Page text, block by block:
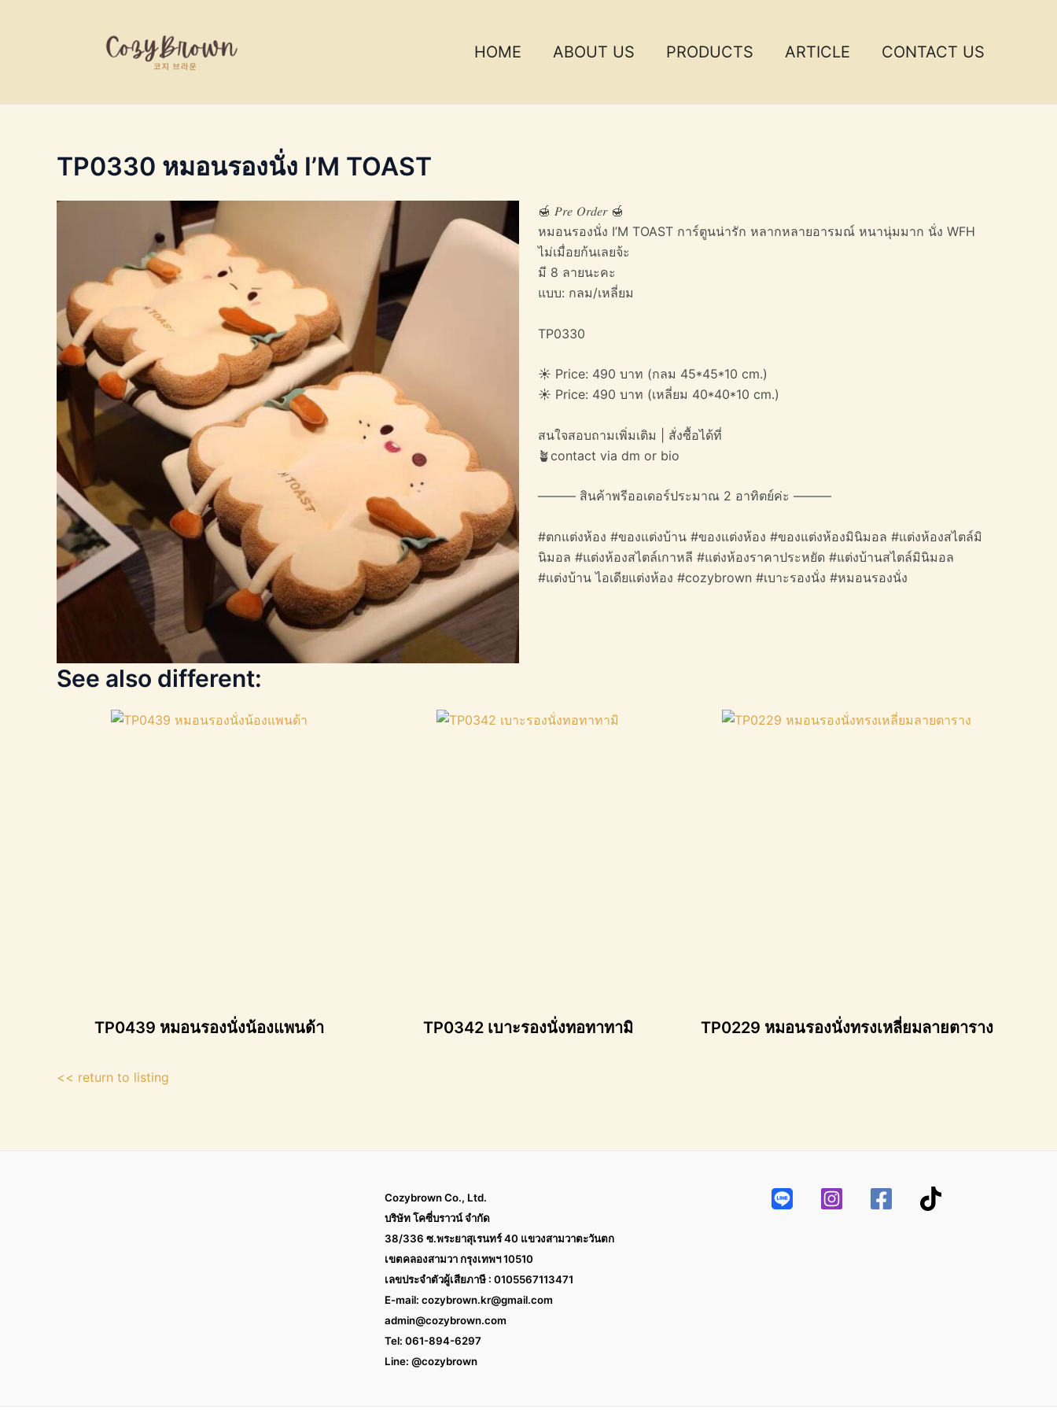
HOME ABOUT US PRODUCTS ARTICLE CONTACT US
TP0330 หมอนรองนั่ง I’M TOAST
🍯 𝑃𝑟𝑒 𝑂𝑟𝑑𝑒𝑟 🍯
หมอนรองนั่ง I’M TOAST การ์ตูนน่ารัก หลากหลายอารมณ์ หนานุ่มมาก นั่ง WFH
ไม่เมื่อยก้นเลยจ้ะ
มี 8 ลายนะคะ
แบบ: กลม/เหลี่ยม
TP0330
☀️ Price: 490 บาท (กลม 45*45*10 cm.)
☀️ Price: 490 บาท (เหลี่ยม 40*40*10 cm.)
สนใจสอบถามเพิ่มเติม | สั่งซื้อได้ที่
🪴contact via dm or bio
——— สินค้าพรีออเดอร์ประมาณ 2 อาทิตย์ค่ะ ———
#ตกแต่งห้อง #ของแต่งบ้าน #ของแต่งห้อง #ของแต่งห้องมินิมอล #แต่งห้องสไตล์มิ
นิมอล #แต่งห้องสไตล์เกาหลี #แต่งห้องราคาประหยัด #แต่งบ้านสไตล์มินิมอล
#แต่งบ้าน ไอเดียแต่งห้อง #cozybrown #เบาะรองนั่ง #หมอนรองนั่ง
See also different:
TP0439 หมอนรองนั่งน้องแพนด้า TP0342 เบาะรองนั่งทอทาทามิ TP0229 หมอนรองนั่งทรงเหลี่ยมลายตาราง
<< return to listing
Cozybrown Co., Ltd.
บริษัท โคซี่บราวน์ จำกัด
38/336 ซ.พระยาสุเรนทร์ 40 แขวงสามวาตะวันตก
เขตคลองสามวา กรุงเทพฯ 10510
เลขประจำตัวผู้เสียภาษี : 0105567113471
E-mail: cozybrown.kr@gmail.com
admin@cozybrown.com
Tel: 061-894-6297
Line: @cozybrown